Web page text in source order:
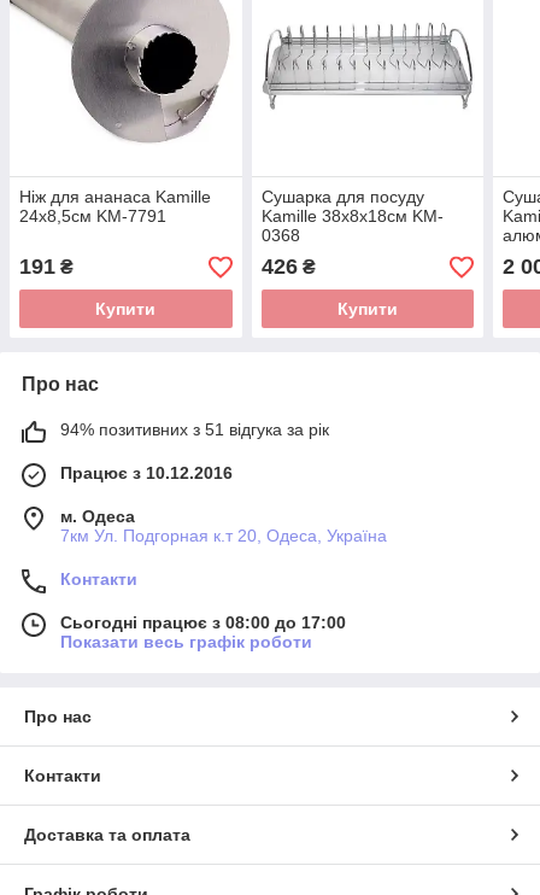
Ніж для ананаса Kamille
24х8,5см KM-7791
191 ₴
Купити
Сушарка для посуду
Kamille 38х8х18см KM-
0368
426₴
Купити
2
Про нас
94% позитивних з 51 відгука за рік
Працює з 10.12.2016
м. Одеса
7км Ул. Подгорная к.т 20, Одеса, Україна
Контакти
Сьогодні працює з 08:00 до 17:00
Показати весь графік роботи
Про нас
Контакти
Доставка та оплата